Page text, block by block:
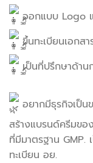
ออกแบบ Logo
ขึ้นทะเบียนเอกส
เป็นที่ปรึกษาด้าน
อยากมีธุรกิจเป็น
สร้างแบรนด์ครีมขอ
ที่มีมาตรฐาน GMP.
ทะเบียน อย.